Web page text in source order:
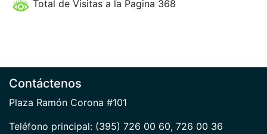
Total de Visitas a la Pagina 368
Contáctenos
Plaza Ramón Corona #101
Teléfono principal: (395) 726 00 60, 726 00 36